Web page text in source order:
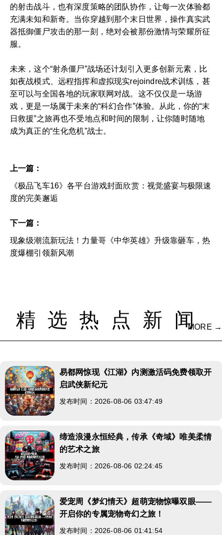
的射击战斗，也有深度策略的团队协作，让每一次体验都
充满未知和新奇。当你穿越到那个末日世界，操作真实武
器抵御僵尸攻击的那一刻，绝对会被那份激情与荣耀所征
服。
未来，这个“射杀僵尸”战场还计划引入更多创新元素，比
如夜战模式、远程指挥和虚拟现实rejoindre战术训练，甚
至可以与全国各地的玩家联网对战。这不仅仅是一场游
戏，更是一场属于未来的“科幻合作”体验。从此，你的“末
日救援”之旅再也不受地点和时间的限制，让你随时随地
成为真正的“生化危机”战士。
上一篇：
《极品飞车16》各平台游戏封面欣赏：视觉盛宴与极限速
度的完美邂逅
下一篇：
现象级潮流新玩法！力量哥《中华英雄》升级靠砸车，热
度爆棚引领新风潮
精选热点新闻
MORE →
易都网惊现《江湖》内测激活码免费领取开
启武侠新纪元
发布时间：2026-08-06 03:47:49
缔造浪漫永恒经典，传承《奇域》唯美柔情
的艺术之旅
发布时间：2026-08-06 02:24:45
爱宠周《梦幻情天》超萌宠物惊曝双眼——
开启你的专属宠物奇幻之旅！
发布时间：2026-08-06 01:41:54